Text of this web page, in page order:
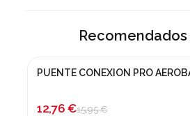
¡En oferta!
PUENTE CONEXION PRO
12,76 €15,95 €